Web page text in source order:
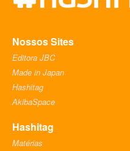
Nossos Sites
Editora JBC
Made in Japan
Hashitag
AkibaSpace
Hashitag
Matérias